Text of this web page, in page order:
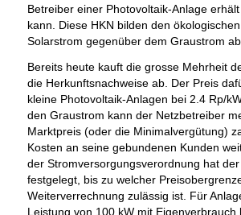
Betreiber einer Photovoltaik-Anlage
kann. Diese HKN bilden den
Solarstrom gegenüber dem Graustrom ab.
Bereits heute kauft die grosse Mehrheit
die Herkunftsnachweise ab. Der Preis
kleine Photovoltaik-Anlagen bei 2.4 Rp/
den Graustrom kann der Netzbetreiber
Marktpreis (oder die Minimalvergütung)
Kosten an seine gebundenen Kunden
der Stromversorgungsverordnung hat
festgelegt, bis zu welcher
Weiterverrechnung zulässig ist. Für
Leistung von 100 kW mit Eigenverbrauch